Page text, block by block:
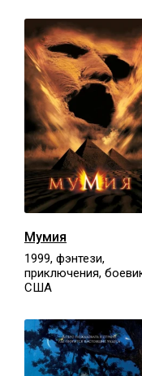
Мумия
1999, фэнтези,
приключения,
США